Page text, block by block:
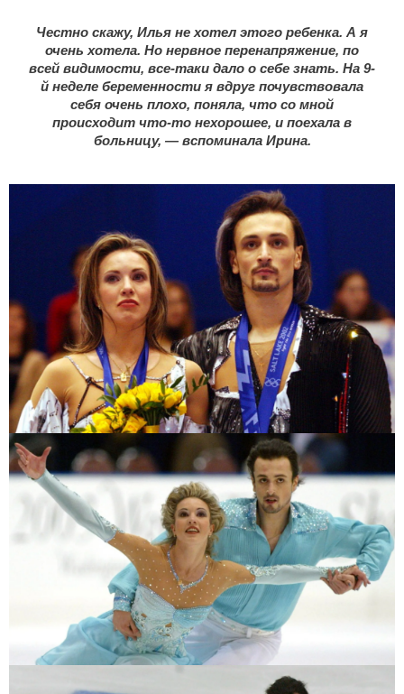
Честно скажу, Илья не хотел этого ребенка. А я
очень хотела. Но нервное перенапряжение, по
всей видимости, все-таки дало о себе знать. На 9-
й неделе беременности я вдруг почувствовала
себя очень плохо, поняла, что со мной
происходит что-то нехорошее, и поехала в
больницу, — вспоминала Ирина.